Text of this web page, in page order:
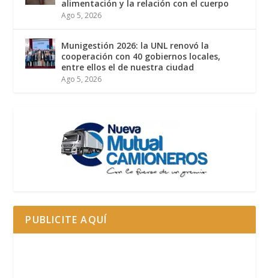
alimentación y la relación con el cuerpo
Ago 5, 2026
Munigestión 2026: la UNL renovó la
cooperación con 40 gobiernos locales,
entre ellos el de nuestra ciudad
Ago 5, 2026
PUBLICITE AQUÍ